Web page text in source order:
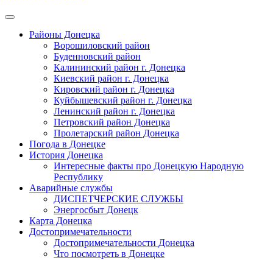
Районы Донецка
Ворошиловский район
Буденновский район
Калининский район г. Донецка
Киевский район г. Донецка
Кировский район г. Донецка
Куйбышевский район г. Донецка
Ленинский район г. Донецка
Петровский район Донецка
Пролетарский район Донецка
Погода в Донецке
История Донецка
Интересные факты про Донецкую Народную
Республику
Аварийные службы
ДИСПЕТЧЕРСКИЕ СЛУЖБЫ
Энергосбыт Донецк
Карта Донецка
Достопримечательности
Достопримечательности Донецка
Что посмотреть в Донецке